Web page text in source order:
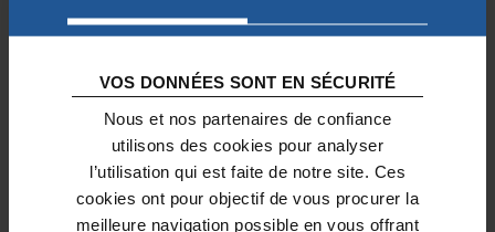
VOS DONNÉES SONT EN SÉCURITÉ
Nous et nos partenaires de confiance
utilisons des cookies pour analyser
l’utilisation qui est faite de notre site. Ces
cookies ont pour objectif de vous procurer la
meilleure navigation possible en vous offrant
COMPTES
Consulter les comptes de la
Fondation Saint Etienne
Comptes 2025